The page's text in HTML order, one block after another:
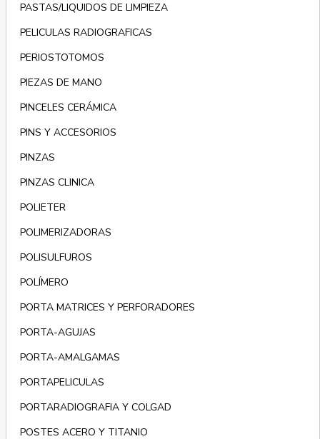
PASTAS/LIQUIDOS DE LIMPIEZA
PELICULAS RADIOGRAFICAS
PERIOSTOTOMOS
PIEZAS DE MANO
PINCELES CERÁMICA
PINS Y ACCESORIOS
PINZAS
PINZAS CLINICA
POLIETER
POLIMERIZADORAS
POLISULFUROS
POLÍMERO
PORTA MATRICES Y PERFORADORES
PORTA-AGUJAS
PORTA-AMALGAMAS
PORTAPELICULAS
PORTARADIOGRAFIA Y COLGAD
POSTES ACERO Y TITANIO